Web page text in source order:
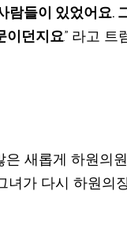
이던지요.” 라고
새롭게 하원의
녀가 다시 하원의